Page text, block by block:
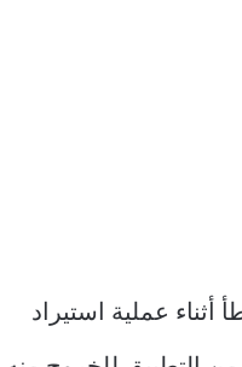
عملية استيراد